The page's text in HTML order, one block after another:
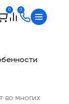
0 0
во многих